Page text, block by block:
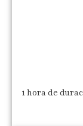
1 hora de